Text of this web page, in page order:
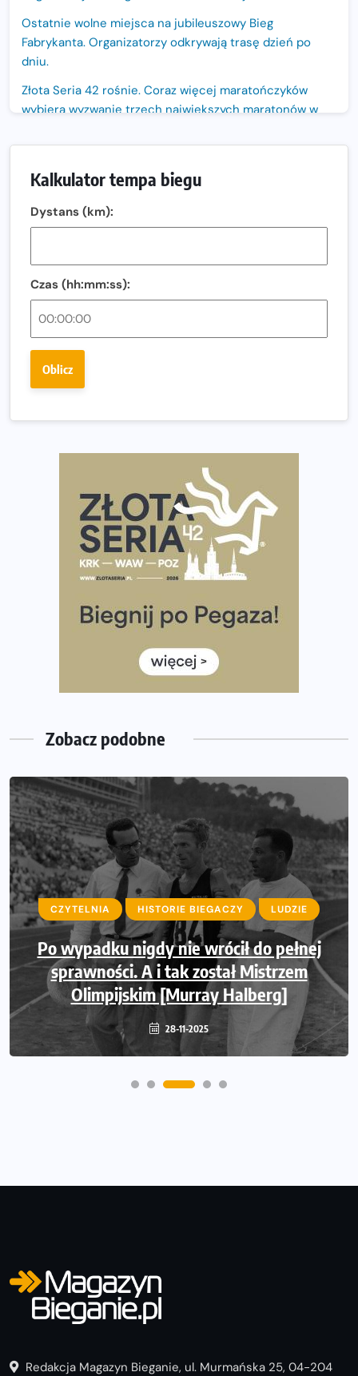
Ostatnie wolne miejsca na jubileuszowy Bieg
Fabrykanta. Organizatorzy odkrywają trasę dzień po
dniu.
Złota Seria 42 rośnie. Coraz więcej maratończyków
wybiera wyzwanie trzech największych maratonów w
Największy Bieg Powstania Warszawskiego w historii.
Ponad 12 tysięcy uczestników pobiegło dla Bohaterów!
Co ma dużo białka? Produkty, które warto włączyć do
diety
Rozbiegany Olsztyn szykuje się na weekend z
Wystartuje rekordowa liczba uczestników
poradnik przed startem
Ile razy w tygodniu biegać? 3 treningi wystarczą? Jak
często biegać, żeby robić postępy
Już w ten weekend! Przed nami Nocny Portowy Maraton
i Półmaraton Szczeciński. Wszystko, co warto wiedzieć
European Marathon Classics – jak zweryfikować swój
listach startowych są jeszcze wolne miejsca
Jaki smartwatch dla biegaczy, którzy chcą też przy
okazji trenować pod HYROX?
Jak zaplanować domowe cardio bez przepełniania
Kalkulator tempa biegu
Dystans (km):
Czas (hh:mm:ss):
Oblicz
Zobacz podobne
CZYTELNIA HISTORIE BIEGACZY LUDZIE
Po wypadku nigdy nie wrócił do pełnej
sprawności. A i tak został Mistrzem
Olimpijskim [Murray Halberg]
28-11-2025
LUDZIE PSYCHOLOGIA BIEGANIA
ZDROWIE I MOTYWACJA
Odporność psychiczna: jak przygotować
swoją głowę do startu w maratonie?
23-09-2025
Redakcja Magazyn Bieganie, ul. Murmańska 25, 04-204